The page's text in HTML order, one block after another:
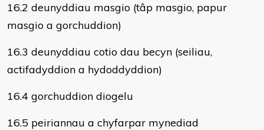
16.2 deunyddiau masgio (tâp masgio, papur
masgio a gorchuddion)
16.3 deunyddiau cotio dau becyn (seiliau,
actifadyddion a hydoddyddion)
16.4 gorchuddion diogelu
16.5 peiriannau a chyfarpar mynediad